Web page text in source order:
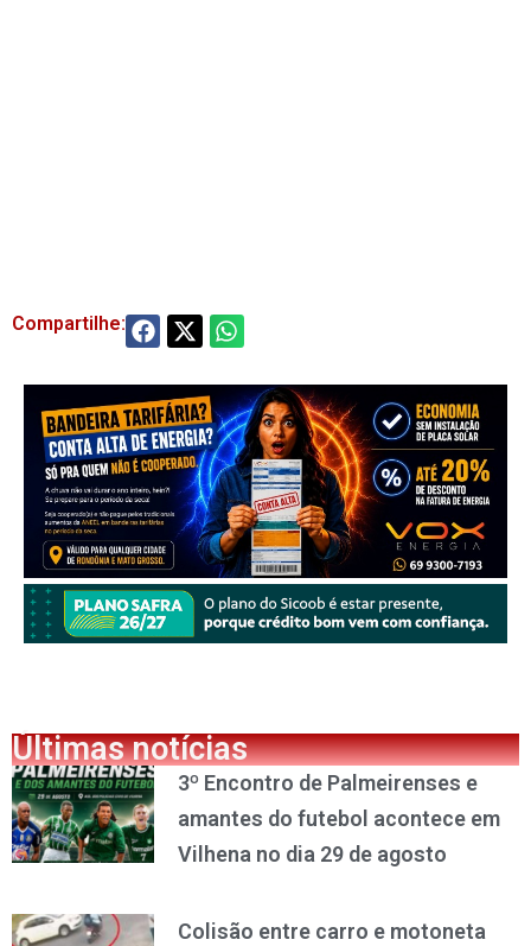
Compartilhe:
Últimas notícias
3º Encontro de Palmeirenses e
amantes do futebol acontece em
Vilhena no dia 29 de agosto
Colisão entre carro e motoneta